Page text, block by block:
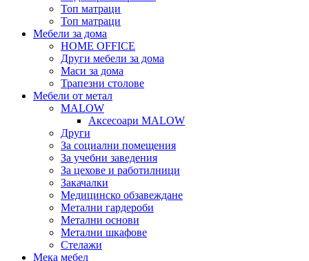
Топ матраци
Топ матраци
Мебели за дома
HOME OFFICE
Други мебели за дома
Маси за дома
Трапезни столове
Мебели от метал
MALOW
Аксесоари MALOW
Други
За социални помещения
За учебни заведения
За цехове и работилници
Закачалки
Медицинско обзавеждане
Метални гардероби
Метални основи
Метални шкафове
Стелажи
Мека мебел